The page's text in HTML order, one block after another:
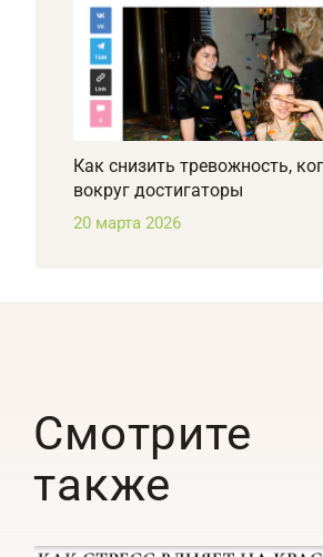
Как снизить тревожность,
вокруг достигаторы
20 марта 2026
Смотрите
также